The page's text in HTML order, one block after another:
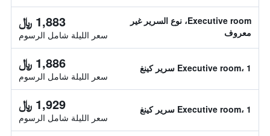
Executive room، نوع السرير غير
معروف
1,883 ﷼
سعر الليلة شامل الرسوم
Executive room، 1 سرير كينغ 1,886 ﷼
سعر الليلة شامل الرسوم
Executive room، 1 سرير كينغ 1,929 ﷼
سعر الليلة شامل الرسوم